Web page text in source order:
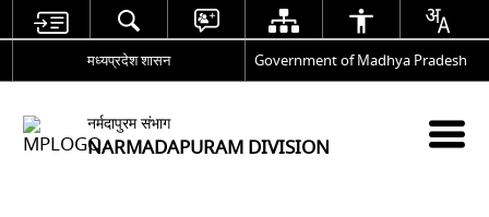
मध्यप्रदेश शासन Government of Madhya Pradesh
नर्मदापुरम संभाग
NARMADAPURAM DIVISION